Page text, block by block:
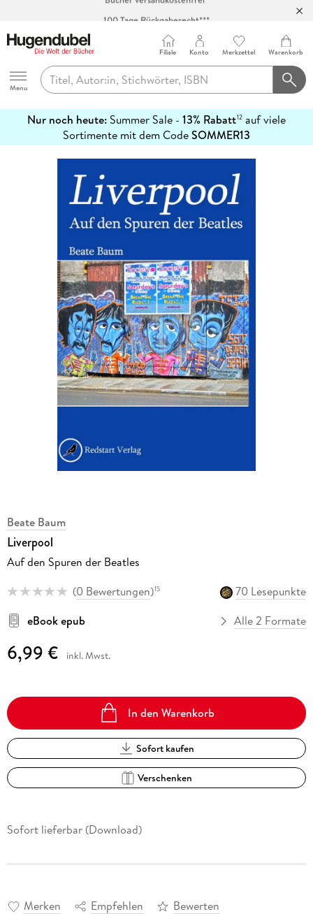
Hugendubel
Menu
Filiale Konto Merkzettel Warenkorb
Nur noch heute: Summer Sale - 13% Rabatt12 auf viele
Sortimente mit dem CodeSOMMER13
erfahren
Beate Baum
Liverpool
Auf den Spuren der Beatles
(0 Bewertungen)15
70 Lesepunkte
eBook epub
Alle 2 Formate
6,99 € inkl. Mwst.
In den Warenkorb
Sofort kaufen
Verschenken
Sofort lieferbar (Download)
Merken Empfehlen Bewerten